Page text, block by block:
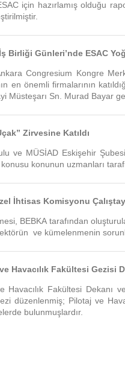
için hazırlamış olduğu
Birliği Günleri’nde ESAC
Congresium Kongre
en önemli firmalarının
Müsteşarı Sn. Murad Bayar
Zirvesine Katıldı
ve MÜSİAD Eskişehir
konusu konunun uzmanları
İhtisas Komisyonu
BEBKA tarafından
ve kümelenmenin
Havacılık Fakültesi Gezisi
Havacılık Fakültesi Dekanı
düzenlenmiş; Pilotaj ve
bulunmuşlardır.